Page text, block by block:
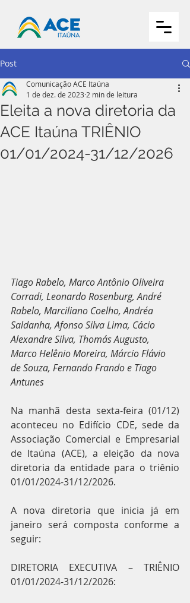
Post
Eleita a nova diretoria da
ACE Itaúna TRIÊNIO
01/01/2024-31/12/2026
Comunicação ACE Itaúna
1 de dez. de 2023 2 min de leitura
Tiago Rabelo, Marco Antônio Oliveira
Corradi, Leonardo Rosenburg, André
Rabelo, Marciliano Coelho, Andréa
Saldanha, Afonso Silva Lima, Cácio
Alexandre Silva, Thomás Augusto,
Marco Helênio Moreira, Márcio Flávio
de Souza, Fernando Frando e Tiago
Antunes
Na manhã desta sexta-feira (01/12)
aconteceu no Edifício CDE, sede da
Associação Comercial e Empresarial
de Itaúna (ACE), a eleição da nova
diretoria da entidade para o triênio
01/01/2024-31/12/2026.
A nova diretoria que inicia já em
janeiro será composta conforme a
seguir:
DIRETORIA EXECUTIVA – TRIÊNIO
01/01/2024-31/12/2026: